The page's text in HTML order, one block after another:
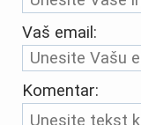
Vaš email:
Komentar: